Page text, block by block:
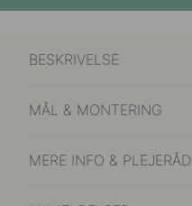
BESKRIVELSE
MÅL & MONTERING
MERE INFO & PLEJERÅD